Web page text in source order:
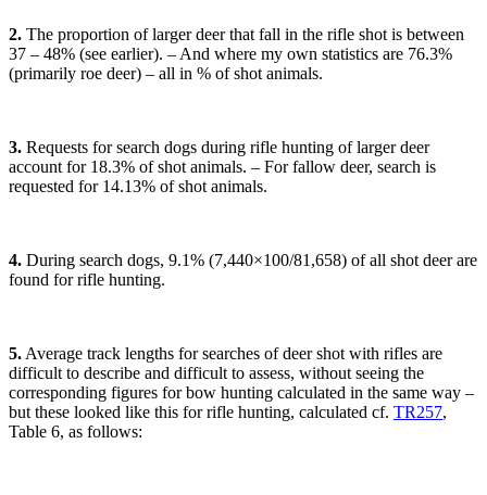
2. The proportion of larger deer that fall in the rifle shot is between
37 – 48% (see earlier). – And where my own statistics are 76.3%
(primarily roe deer) – all in % of shot animals.
3. Requests for search dogs during rifle hunting of larger deer
account for 18.3% of shot animals. – For fallow deer, search is
requested for 14.13% of shot animals.
4. During search dogs, 9.1% (7,440×100/81,658) of all shot deer are
found for rifle hunting.
5.Average track lengths for searches of deer shot with rifles are
difficult to describe and difficult to assess, without seeing the
corresponding figures for bow hunting calculated in the same way –
but these looked like this for rifle hunting, calculated cf. TR257,
Table 6, as follows: